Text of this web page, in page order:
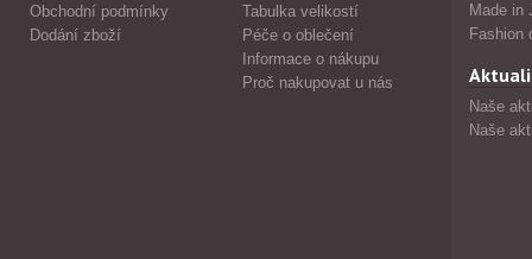
Obchodní podmínky
Dodání zboží
Tabulka velikostí
Péče o oblečení
Informace o nákupu
Proč nakupovat u nás
Made in
Fashion
Naše
Naše